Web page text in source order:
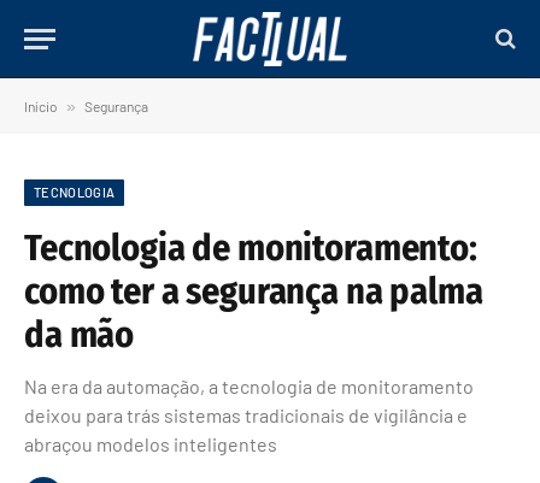
Início » Segurança
TECNOLOGIA
Tecnologia de monitoramento:
como ter a segurança na palma
da mão
Na era da automação, a tecnologia de monitoramento
deixou para trás sistemas tradicionais de vigilância e
abraçou modelos inteligentes